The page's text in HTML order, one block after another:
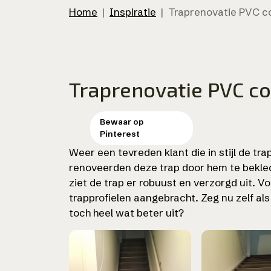
Home | Inspiratie | Traprenovatie PVC
Traprenovatie PVC
Weer een tevreden klant die in stijl de
renoveerden deze trap door hem te
ziet de trap er robuust en verzorgd uit.
trapprofielen aangebracht. Zeg nu zelf
toch heel wat beter uit?